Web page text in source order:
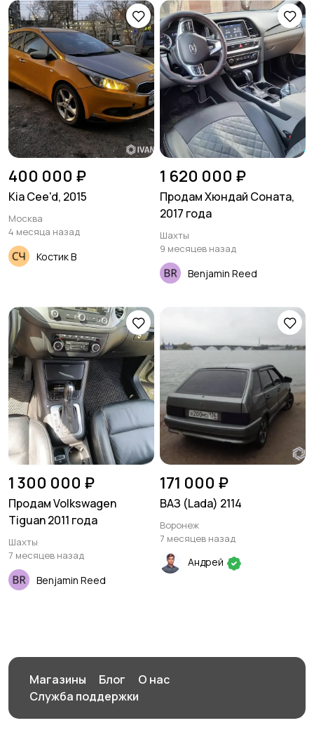
400 000 ₽
Kia Cee'd, 2015
Москва
4 месяца назад
Костик В
1 620 000 ₽
Продам Хюндай Соната,
2017 года
Шахты
9 месяцев назад
Benjamin Reed
1 300 000 ₽
Продам Volkswagen
Tiguan 2011 года
Шахты
7 месяцев назад
Benjamin Reed
171 000 ₽
ВАЗ (Lada) 2114
Воронеж
7 месяцев назад
Андрей
Магазины Блог
О нас
Служба поддержки